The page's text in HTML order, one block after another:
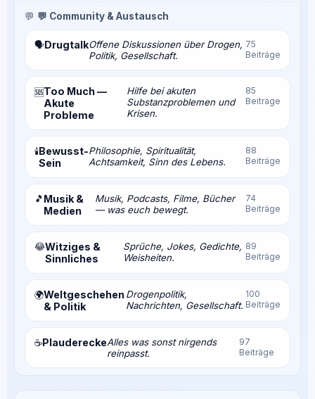
💬 💬 Community & Austausch
🗣️DrugtalkOffene Diskussionen über Drogen,
Politik, Gesellschaft.
75
Beiträge
🆘Too Much —
Akute
Probleme
Hilfe bei akuten
Substanzproblemen und
Krisen.
85
Beiträge
🕯️Bewusst-
Sein
Philosophie, Spiritualität,
Achtsamkeit, Sinn des Lebens.
88
Beiträge
🎵 Musik &
Medien
Musik, Podcasts, Filme, Bücher
— was euch bewegt.
74
Beiträge
😂Witziges &
Sinnliches
Sprüche, Jokes, Gedichte,
Weisheiten.
89
Beiträge
🌍Weltgeschehen
& Politik
Drogenpolitik,
Nachrichten, Gesellschaft.
100
Beiträge
☕PlaudereckeAlles was sonst nirgends
reinpasst.
97
Beiträge